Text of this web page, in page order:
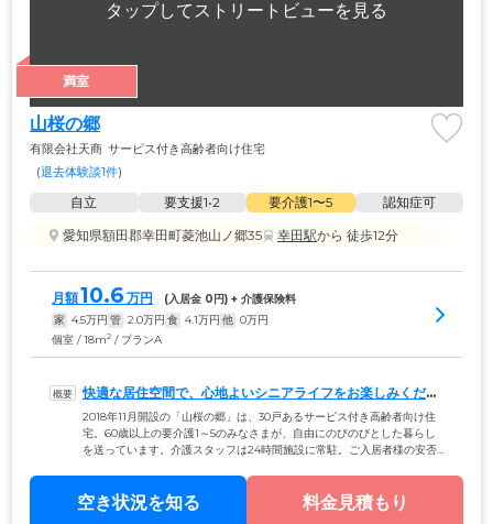
満室
山桜の郷
有限会社天商 サービス付き高齢者向け住宅
(退去体験談1件)
自立 要支援1•2 要介護1〜5
認知症可
愛知県額田郡幸田町菱池山ノ郷35
幸田駅から 徒歩12分
月額10.6 万円 (入居金 0円) + 介護保険料
家 4.5万円 管 2.0万円 食 4.1万円 他 0万円
個室 / 18m2 / プランA
快適な居住空間で、心地よいシニアライフをお楽しみくださ
い
2018年11月開設の「山桜の郷」は、30戸あるサービス付き高齢者向け住
宅。60歳以上の要介護1～5のみなさまが、自由にのびのびとした暮らし
を送っています。介護スタッフは24時間施設に常駐。ご入居者様の安否
お部屋はプライバシーに配慮した完全個室。廊下・食堂・共有スペース
など施設内は充分な広さ。エレベーター・車いす用トイレ・機械浴槽も
完備しているため、車いすをご利用の方もご安心ください。施設へは、
空き状況を知る 料金見積もり